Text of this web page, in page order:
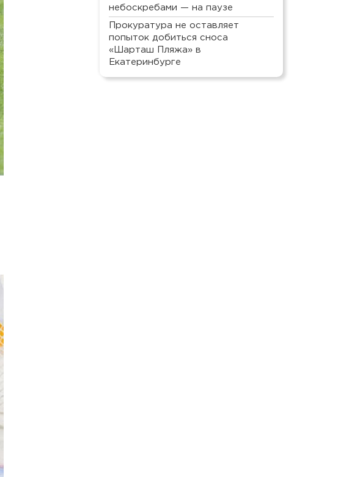
небоскребами — на паузе
Прокуратура не оставляет
попыток добиться сноса
«Шарташ Пляжа» в
Екатеринбурге